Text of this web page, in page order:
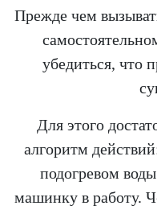
Прежде чем
убедиться, что
Для этого
алгоритм
подогревом
машинку в работу.